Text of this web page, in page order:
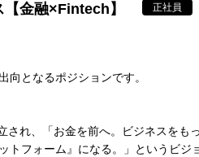
金融×Fintech】
正社員
となるポジションです。
れ、「お金を前へ。ビジネスをも
トフォーム』になる。」というビジ